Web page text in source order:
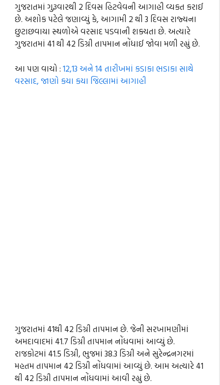
ગુજરાતમાં ગુરૂવારથી 2 દિવસ હિટવેવની આગાહી વ્યકત કરાઈ
છે. અશોક પટેલે જણાવ્યું કે, આગામી 2 થી 3 દિવસ રાજ્યના
છુટાછવાયા સ્થળોએ વરસાદ પડવાની શક્યતા છે. અત્યારે
ગુજરાતમાં 41 થી 42 ડિગ્રી તાપમાન નોંધાઈ જોવા મળી રહ્યું છે.
આ પણ વાચો : 12,13 અને 14 તારીખમાં કડાકા ભડાકા સાથે
વરસાદ, જાણો કયા કયા જિલ્લામાં આગાહી
ગુજરાતમાં 41થી 42 ડિગ્રી તાપમાન છે. જેની સરખામણીમાં
અમદાવાદમાં 41.7 ડિગ્રી તાપમાન નોંધવામાં આવ્યું છે.
રાજકોટમાં 41.5 ડિગ્રી, ભુજમાં 38.3 ડિગ્રી અને સુરેન્દ્રનગરમાં
મહતમ તાપમાન 42 ડિગ્રી નોંધવામાં આવ્યું છે. આમ અત્યારે 41
થી 42 ડિગ્રી તાપમાન નોંધવામાં આવી રહ્યું છે.